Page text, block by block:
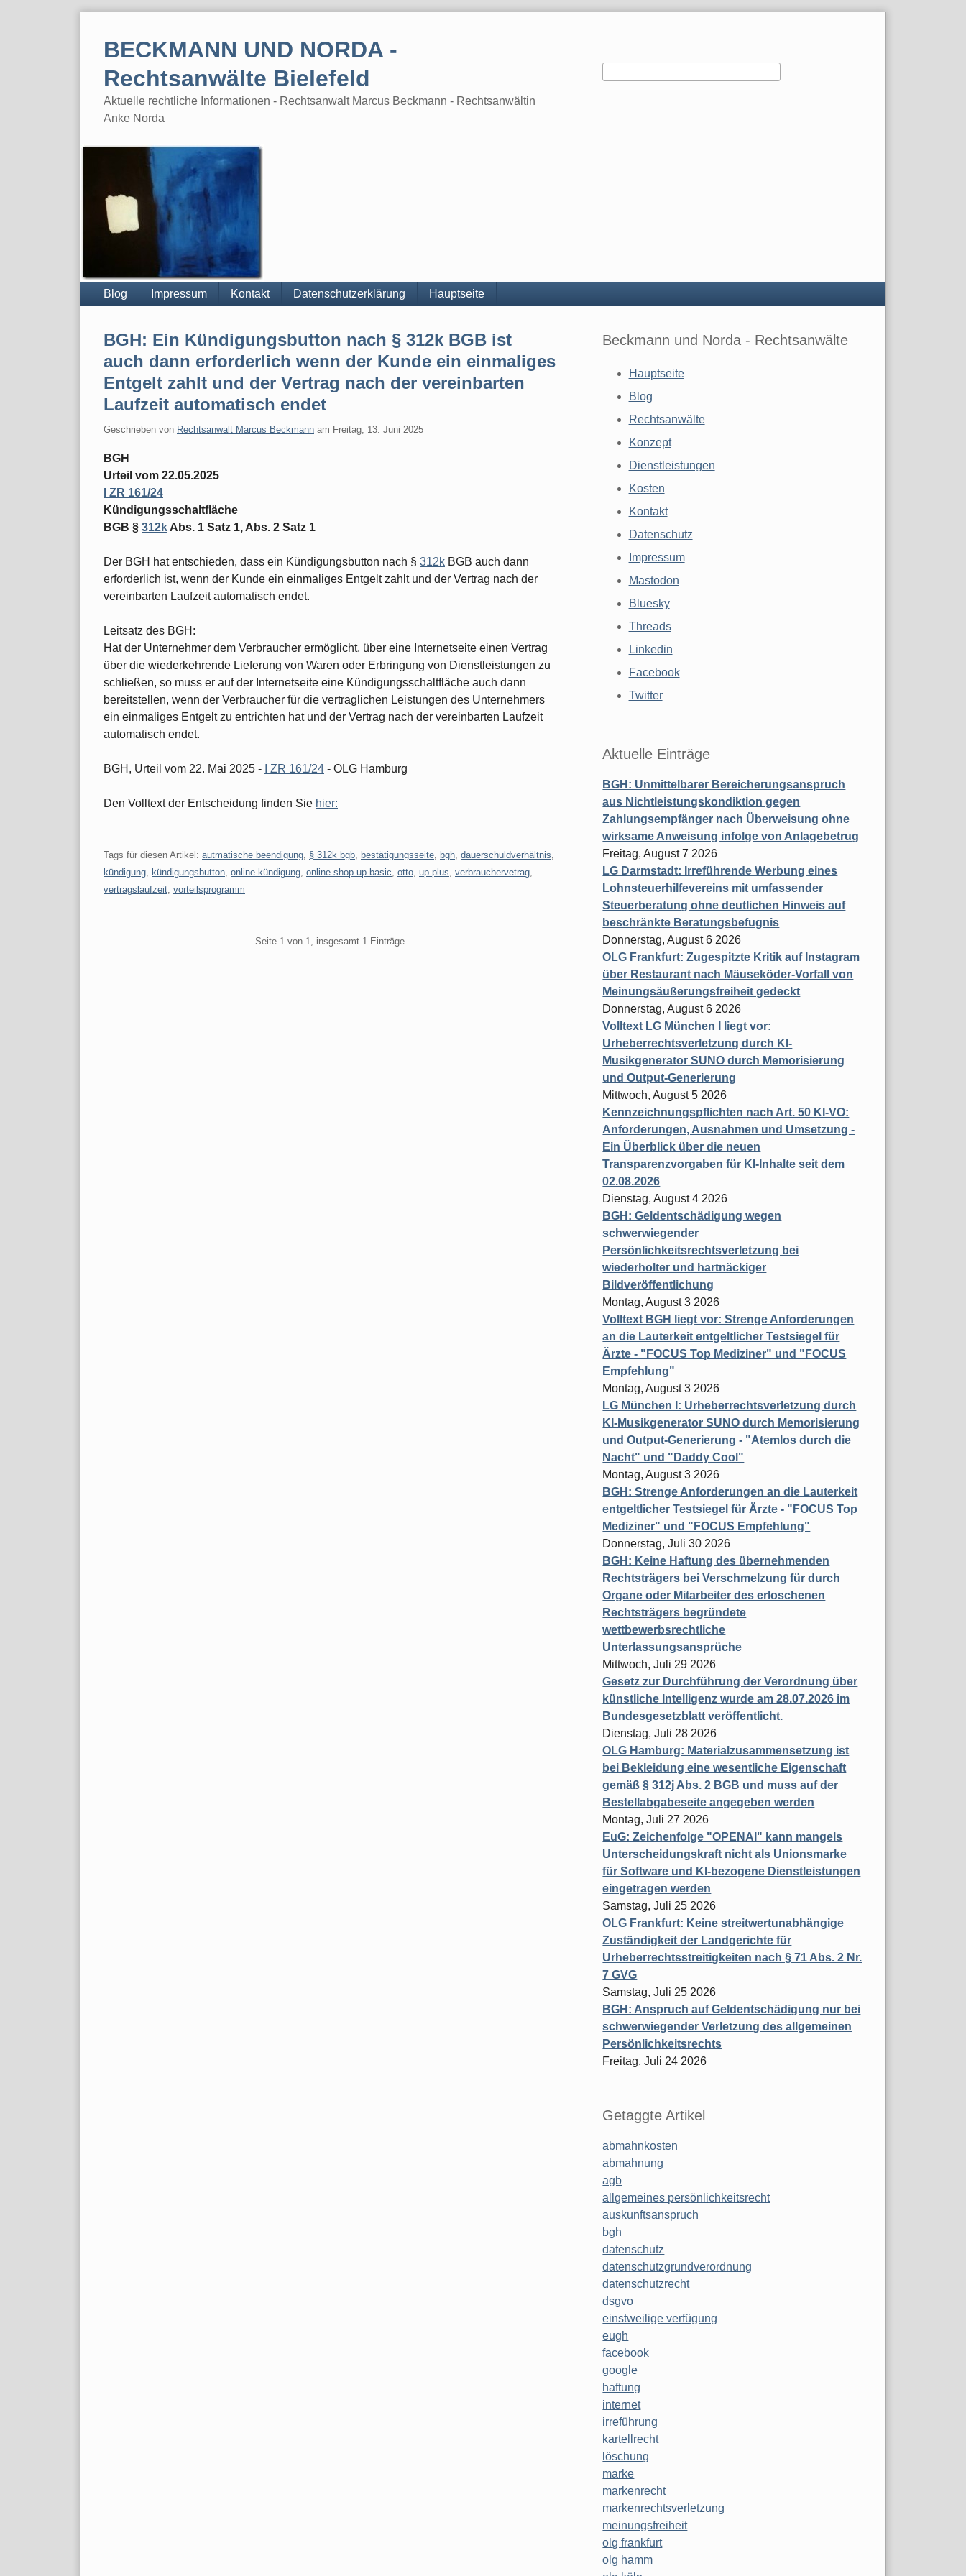
BECKMANN UND NORDA -
Rechtsanwälte Bielefeld
Aktuelle rechtliche Informationen - Rechtsanwalt Marcus Beckmann - Rechtsanwältin
Anke Norda
Blog Impressum Kontakt Datenschutzerklärung Hauptseite
BGH: Ein Kündigungsbutton nach § 312k BGB ist
auch dann erforderlich wenn der Kunde ein einmaliges
Entgelt zahlt und der Vertrag nach der vereinbarten
Laufzeit automatisch endet
Geschrieben von Rechtsanwalt Marcus Beckmann am Freitag, 13. Juni 2025
BGH
Urteil vom 22.05.2025
I ZR 161/24
Kündigungsschaltfläche
BGB § 312k Abs. 1 Satz 1, Abs. 2 Satz 1
Der BGH hat entschieden, dass ein Kündigungsbutton nach § 312k BGB auch dann
erforderlich ist, wenn der Kunde ein einmaliges Entgelt zahlt und der Vertrag nach der
vereinbarten Laufzeit automatisch endet.
Leitsatz des BGH:
Hat der Unternehmer dem Verbraucher ermöglicht, über eine Internetseite einen Vertrag
über die wiederkehrende Lieferung von Waren oder Erbringung von Dienstleistungen zu
schließen, so muss er auf der Internetseite eine Kündigungsschaltfläche auch dann
bereitstellen, wenn der Verbraucher für die vertraglichen Leistungen des Unternehmers
ein einmaliges Entgelt zu entrichten hat und der Vertrag nach der vereinbarten Laufzeit
automatisch endet.
BGH, Urteil vom 22. Mai 2025 - I ZR 161/24 - OLG Hamburg
Den Volltext der Entscheidung finden Sie hier:
Tags für diesen Artikel: autmatische beendigung § 312k bgb bestätigungsseite bgh dauerschuldverhältnis
kündigung
kündigungsbutton online-kündigung online-shop.up basic otto up plus verbrauchervetrag
vertragslaufzeit vorteilsprogramm
Seite 1 von 1, insgesamt 1 Einträge
Beckmann und Norda - Rechtsanwälte
Hauptseite
Blog
Rechtsanwälte
Konzept
Dienstleistungen
Kosten
Kontakt
Datenschutz
Impressum
Mastodon
Bluesky
Threads
Linkedin
Facebook
Twitter
Aktuelle Einträge
BGH: Unmittelbarer Bereicherungsanspruch
aus Nichtleistungskondiktion gegen
Zahlungsempfänger nach Überweisung ohne
wirksame Anweisung infolge von Anlagebetrug
Freitag, August 7 2026
LG Darmstadt: Irreführende Werbung eines
Lohnsteuerhilfevereins mit umfassender
Steuerberatung ohne deutlichen Hinweis auf
beschränkte Beratungsbefugnis
Donnerstag, August 6 2026
OLG Frankfurt: Zugespitzte Kritik auf Instagram
über Restaurant nach Mäuseköder-Vorfall von
Meinungsäußerungsfreiheit gedeckt
Donnerstag, August 6 2026
Volltext LG München I liegt vor:
Urheberrechtsverletzung durch KI-
Musikgenerator SUNO durch Memorisierung
und Output-Generierung
Mittwoch, August 5 2026
Kennzeichnungspflichten nach Art. 50 KI-VO:
Anforderungen, Ausnahmen und Umsetzung -
Ein Überblick über die neuen
Transparenzvorgaben für KI-Inhalte seit dem
02.08.2026
Dienstag, August 4 2026
BGH: Geldentschädigung wegen
schwerwiegender
Persönlichkeitsrechtsverletzung bei
wiederholter und hartnäckiger
Bildveröffentlichung
Montag, August 3 2026
Volltext BGH liegt vor: Strenge Anforderungen
an die Lauterkeit entgeltlicher Testsiegel für
Ärzte - "FOCUS Top Mediziner" und "FOCUS
Empfehlung"
Montag, August 3 2026
LG München I: Urheberrechtsverletzung durch
KI-Musikgenerator SUNO durch Memorisierung
und Output-Generierung - "Atemlos durch die
Nacht" und "Daddy Cool"
Montag, August 3 2026
BGH: Strenge Anforderungen an die Lauterkeit
entgeltlicher Testsiegel für Ärzte - "FOCUS Top
Mediziner" und "FOCUS Empfehlung"
Donnerstag, Juli 30 2026
BGH: Keine Haftung des übernehmenden
Rechtsträgers bei Verschmelzung für durch
Organe oder Mitarbeiter des erloschenen
Rechtsträgers begründete
wettbewerbsrechtliche
Unterlassungsansprüche
Mittwoch, Juli 29 2026
Gesetz zur Durchführung der Verordnung über
künstliche Intelligenz wurde am 28.07.2026 im
Bundesgesetzblatt veröffentlicht.
Dienstag, Juli 28 2026
OLG Hamburg: Materialzusammensetzung ist
bei Bekleidung eine wesentliche Eigenschaft
gemäß § 312j Abs. 2 BGB und muss auf der
Bestellabgabeseite angegeben werden
Montag, Juli 27 2026
EuG: Zeichenfolge "OPENAI" kann mangels
Unterscheidungskraft nicht als Unionsmarke
für Software und KI-bezogene Dienstleistungen
eingetragen werden
Samstag, Juli 25 2026
OLG Frankfurt: Keine streitwertunabhängige
Zuständigkeit der Landgerichte für
Urheberrechtsstreitigkeiten nach § 71 Abs. 2 Nr.
7 GVG
Samstag, Juli 25 2026
BGH: Anspruch auf Geldentschädigung nur bei
schwerwiegender Verletzung des allgemeinen
Persönlichkeitsrechts
Freitag, Juli 24 2026
Getaggte Artikel
abmahnkosten
abmahnung
agb
allgemeines persönlichkeitsrecht
auskunftsanspruch
bgh
datenschutz
datenschutzgrundverordnung
datenschutzrecht
dsgvo
einstweilige verfügung
eugh
facebook
google
haftung
internet
irreführung
kartellrecht
löschung
marke
markenrecht
markenrechtsverletzung
meinungsfreiheit
olg frankfurt
olg hamm